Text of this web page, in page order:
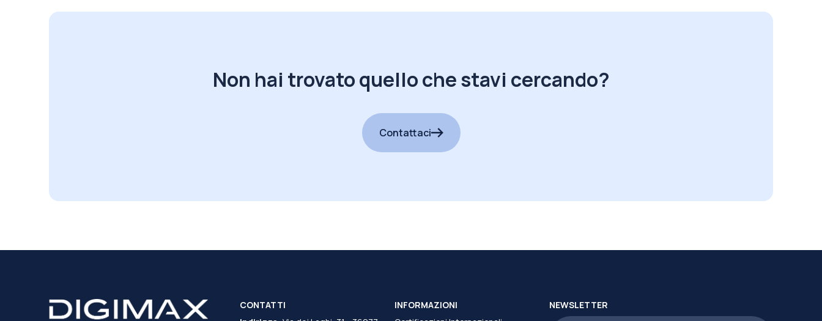
Non hai trovato quello che stavi cercando?
Contattaci
CONTATTI
INFORMAZIONI NEWSLETTER